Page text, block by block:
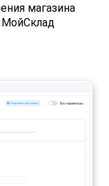
магазина
МойСклад